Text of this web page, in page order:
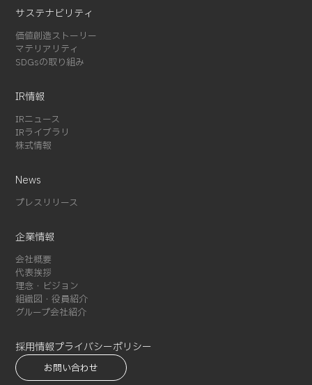
2024-03 (2)
2024-02 (3)
2024-01 (1)
2023-08 (1)
2023-07 (2)
2023-06 (2)
2023-05 (1)
2022-05 (3)
2022-01 (1)
2021-12 (1)
2021-10 (3)
2021-09 (1)
2021-08 (3)
2021-07 (3)
2021-06 (1)
2021-05 (3)
サステナビリティ
価値創造ストーリー
マテリアリティ
SDGsの取り組み
IR情報
IRニュース
IRライブラリ
株式情報
News
プレスリリース
企業情報
会社概要
代表挨拶
理念・ビジョン
組織図・役員紹介
グループ会社紹介
採用情報プライバシーポリシー
お問い合わせ